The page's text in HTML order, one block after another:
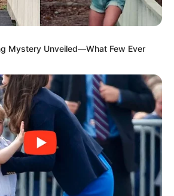
Mystery Unveiled—What Few Ever